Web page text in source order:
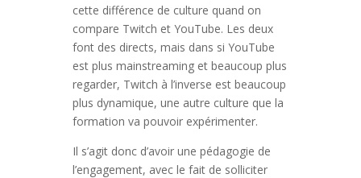
cette différence de culture quand on
compare Twitch et YouTube. Les deux
font des directs, mais dans si YouTube
est plus mainstreaming et beaucoup plus
regarder, Twitch à l’inverse est beaucoup
plus dynamique, une autre culture que la
formation va pouvoir expérimenter.
Il s’agit donc d’avoir une pédagogie de
l’engagement, avec le fait de solliciter